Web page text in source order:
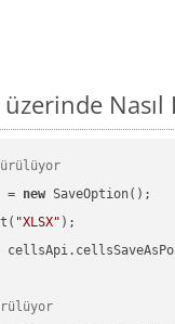
üzerinde
= new SaveOption();
"XLSX" );